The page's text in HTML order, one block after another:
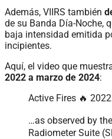
Además, VIIRS también
de su Banda Día-Noche,
baja intensidad emitida
incipientes.
Aquí, el video que
2022 a marzo de 2024:
Active Fires 🔥
…as observed by
Radiometer Suite